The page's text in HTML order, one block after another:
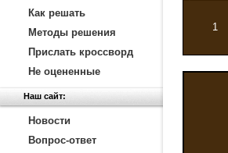
Как решать
Методы решения
Прислать кроссворд
Не оцененные
Наш сайт:
Новости
Вопрос-ответ
1